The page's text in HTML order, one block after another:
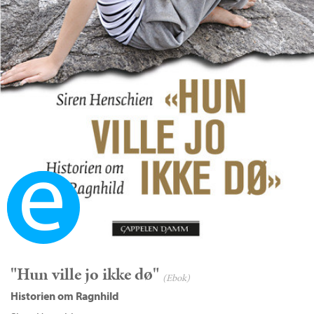
Ebok
"Hun ville jo ikke dø" (Ebok)
Historien om Ragnhild